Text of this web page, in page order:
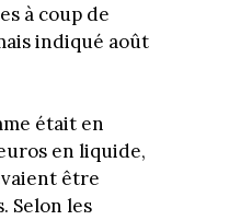
à coup de
indiqué août
était en
en liquide,
être
Selon les